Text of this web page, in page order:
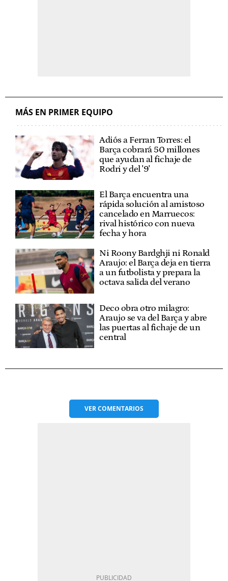
MÁS EN PRIMER EQUIPO
Adiós a Ferran Torres: el
Barça cobrará 50 millones
que ayudan al fichaje de
Rodri y del '9'
El Barça encuentra una
rápida solución al amistoso
cancelado en Marruecos:
rival histórico con nueva
fecha y hora
Ni Roony Bardghji ni Ronald
Araujo: el Barça deja en tierra
a un futbolista y prepara la
octava salida del verano
Deco obra otro milagro:
Araujo se va del Barça y abre
las puertas al fichaje de un
central
VERCOMENTARIOS